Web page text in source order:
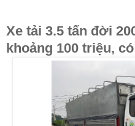
Xe tải 3.5 tấn đời
khoảng 100 triệu,